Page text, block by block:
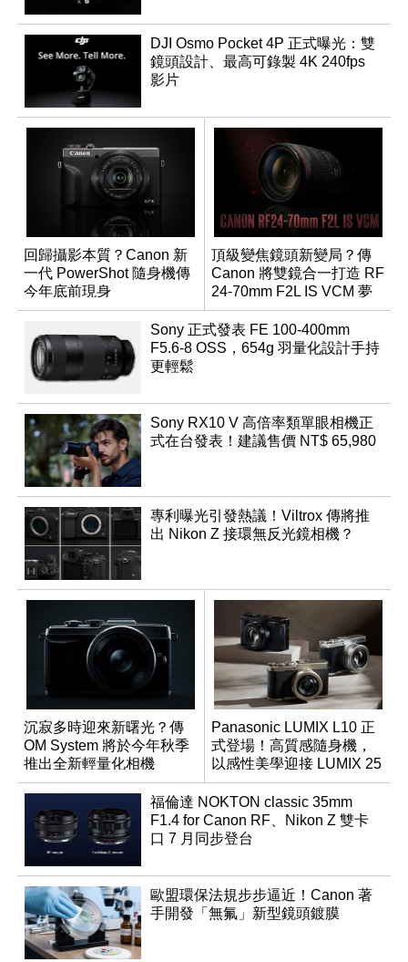
DJI Osmo Pocket 4P 正式曝光：雙
鏡頭設計、最高可錄製 4K 240fps
影片
回歸攝影本質？Canon 新
一代 PowerShot 隨身機傳
今年底前現身
頂級變焦鏡頭新變局？傳
Canon 將雙鏡合一打造 RF
24-70mm F2L IS VCM 夢
幻規格
Sony 正式發表 FE 100-400mm
F5.6-8 OSS，654g 羽量化設計手持
更輕鬆
Sony RX10 V 高倍率類單眼相機正
式在台發表！建議售價 NT$ 65,980
專利曝光引發熱議！Viltrox 傳將推
出 Nikon Z 接環無反光鏡相機？
沉寂多時迎來新曙光？傳
OM System 將於今年秋季
推出全新輕量化相機
Panasonic LUMIX L10 正
式登場！高質感隨身機，
以感性美學迎接 LUMIX 25
週年
福倫達 NOKTON classic 35mm
F1.4 for Canon RF、Nikon Z 雙卡
口 7 月同步登台
歐盟環保法規步步逼近！Canon 著
手開發「無氟」新型鏡頭鍍膜